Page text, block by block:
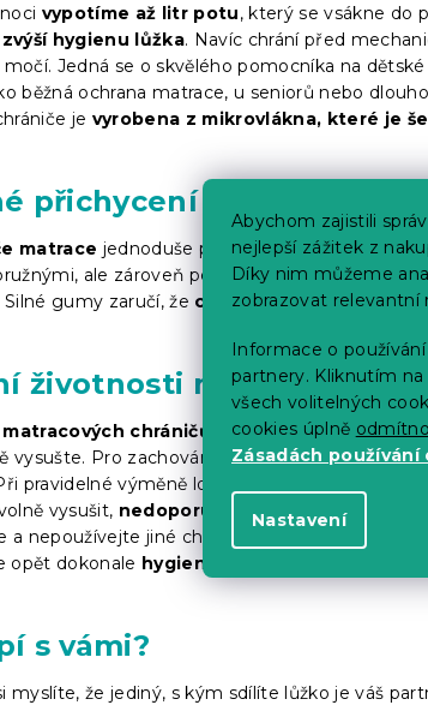
Abychom zajistili
nejlepší zážitek z
Díky nim můžeme
zobrazovat relevantní
Informace o
partnery. Kliknutím na
všech volitelných
cookies úplně
Zásadách používání
Nastavení
vypotíme až litr potu, který se vsákne do
zvýší hygienu lůžka. Navíc chrání před
Jedná se o skvělého pomocníka na
běžná ochrana matrace, u seniorů nebo
je vyrobena z mikrovlákna, které je
přichycení k matraci
matrace jednoduše připevníte k dětské i
ale zároveň pevnými gumami v
gumy zaručí, že chránič během spánku
životnosti matrace
matracových chráničů je opravdu snadná.
vysušte. Pro zachování požadovaných
pravidelné výměně ložního prádla perte i
vysušit, nedoporučujeme používat
a nepoužívejte jiné chemické přípravky. Horní
opět dokonale hygienicky čistý
s vámi?
myslíte, že jediný, s kým sdílíte lůžko je váš